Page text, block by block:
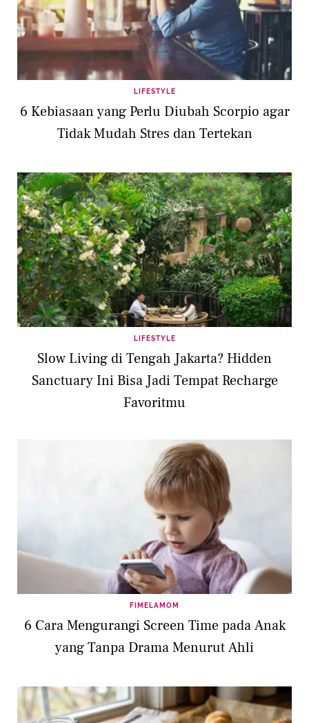
LIFESTYLE
6 Kebiasaan yang Perlu Diubah Scorpio agar
Tidak Mudah Stres dan Tertekan
LIFESTYLE
Slow Living di Tengah Jakarta? Hidden
Sanctuary Ini Bisa Jadi Tempat Recharge
Favoritmu
FIMELAMOM
6 Cara Mengurangi Screen Time pada Anak
yang Tanpa Drama Menurut Ahli